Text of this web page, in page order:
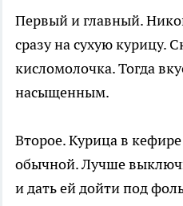
Первый и главный.
сразу на сухую курицу.
кисломолочка. Тогда
насыщенным.
Второе. Курица в
обычной. Лучше
и дать ей дойти под